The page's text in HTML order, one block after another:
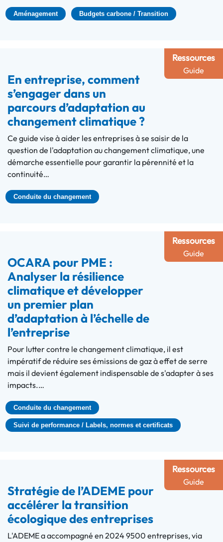
Aménagement Budgets carbone / Transition
Ressources
Guide
En entreprise, comment
s’engager dans un
parcours d’adaptation au
changement climatique ?
Ce guide vise à aider les entreprises à se saisir de la
question de l'adaptation au changement climatique, une
démarche essentielle pour garantir la pérennité et la
continuité…
Conduite du changement
Ressources
Guide
OCARA pour PME :
Analyser la résilience
climatique et développer
un premier plan
d’adaptation à l’échelle de
l’entreprise
Pour lutter contre le changement climatique, il est
impératif de réduire ses émissions de gaz à effet de serre
mais il devient également indispensable de s'adapter à ses
impacts.…
Conduite du changement
Suivi de performance / Labels, normes et certificats
Ressources
Guide
Stratégie de l’ADEME pour
accélérer la transition
écologique des entreprises
L'ADEME a accompagné en 2024 9500 entreprises, via